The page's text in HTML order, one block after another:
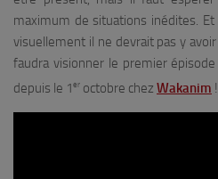
maximum de situations inédites.
visuellement il ne devrait pas y
faudra visionner le premier épisode
depuis le 1er octobre chez Wakanim !